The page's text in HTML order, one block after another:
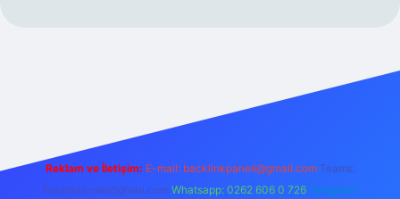
Reklam ve İletişim: E-mail: backlinkpaneli@gmail.com Teams:
forumhizmeti@gmail.com Whatsapp: 0262 606 0 726 Telegram: